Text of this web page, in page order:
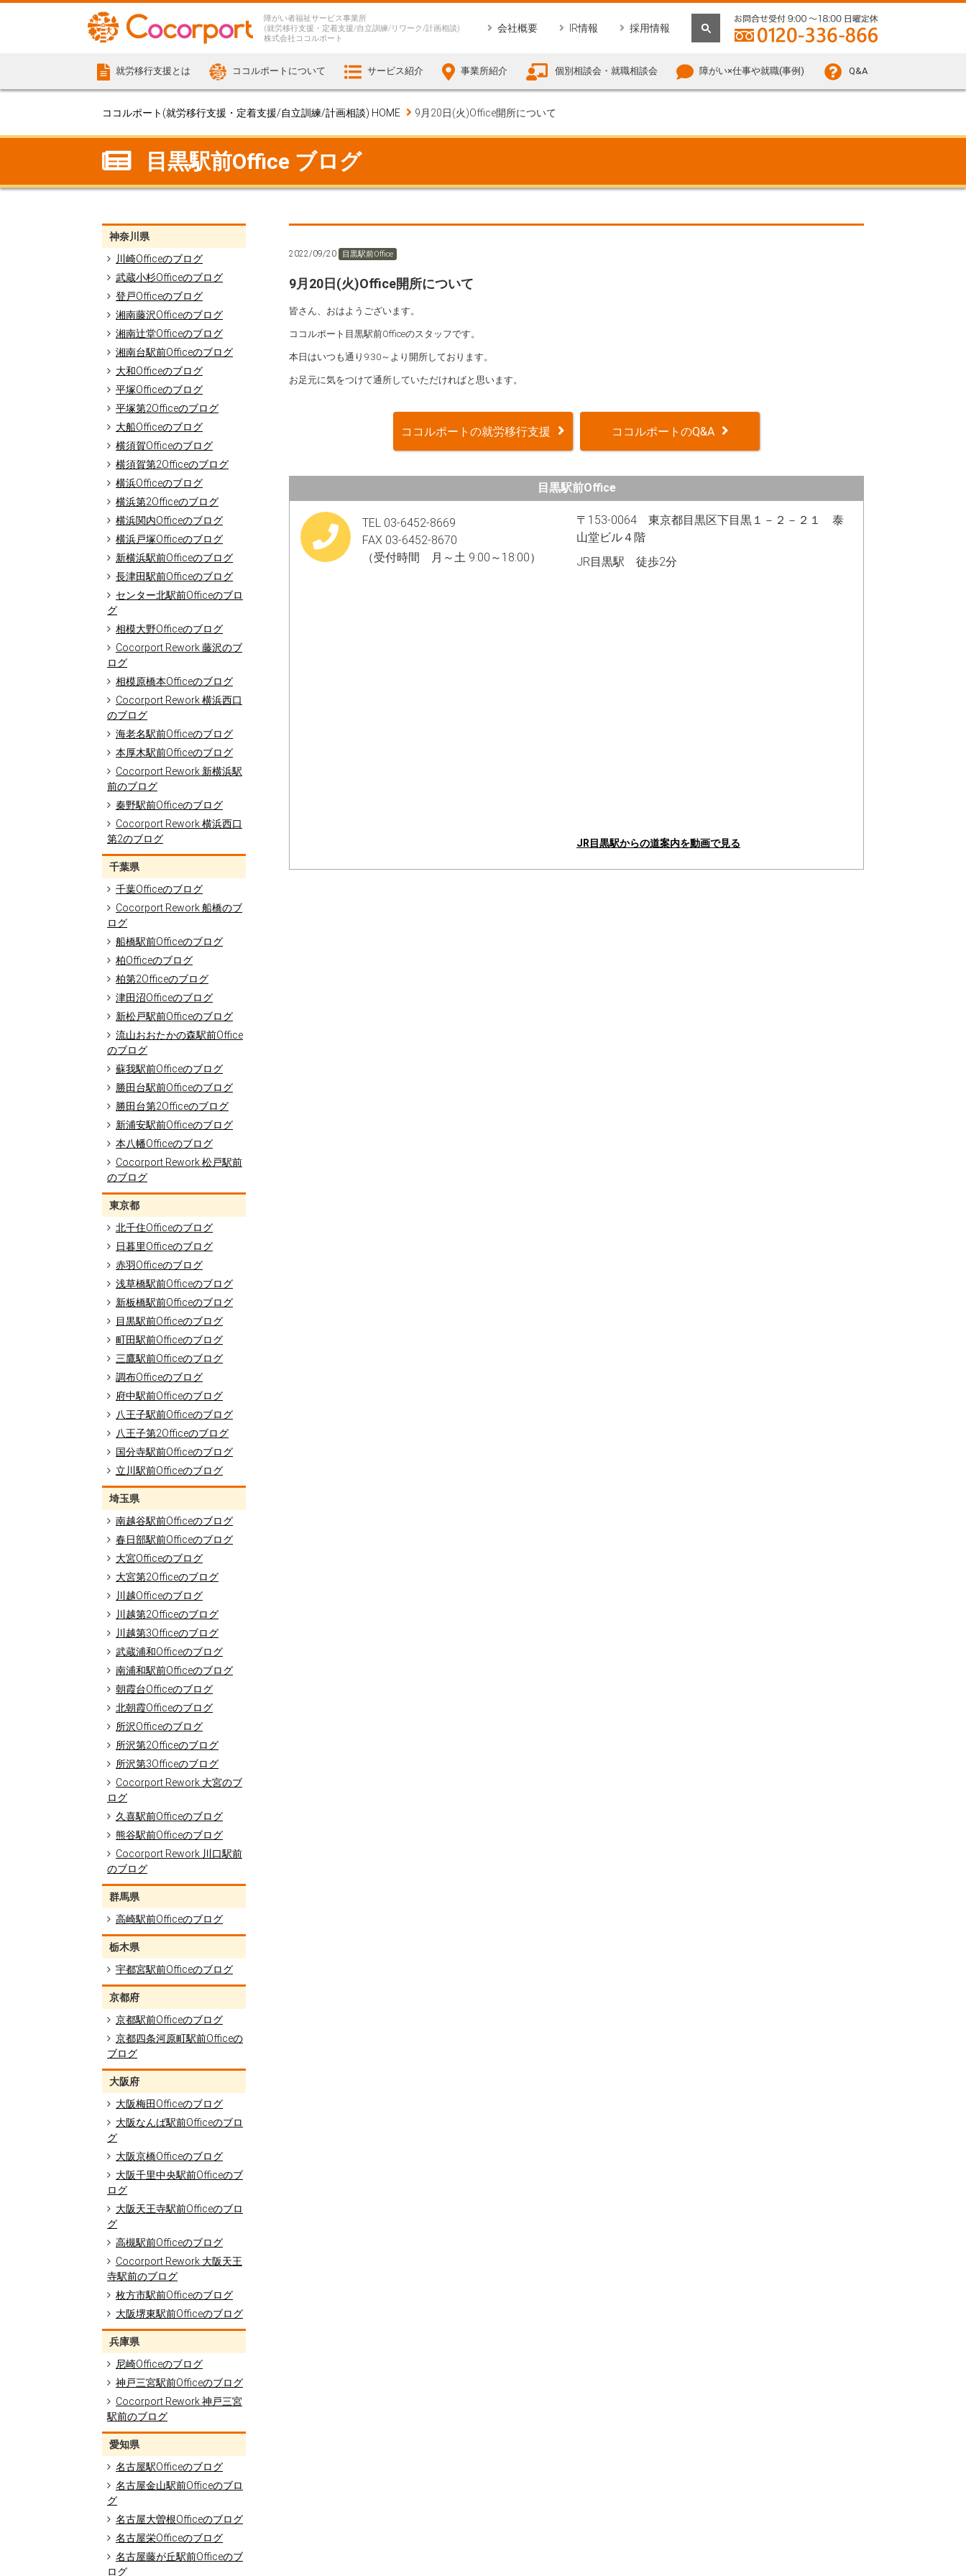
障がい者福祉サービス事業所
(就労移行支援・定着支援/自立訓練/リワーク/計画相談)
株式会社ココルポート
会社概要 IR情報 採用情報
就労移行支援とは ココルポートについて サービス紹介 事業所紹介 個別相談会・就職相談会 障がい×仕事や就職(事例) Q&A
ココルポート(就労移行支援・定着支援/自立訓練/計画相談) HOME 9月20日(火)Office開所について
目黒駅前Office ブログ
神奈川県
川崎Officeのブログ
武蔵小杉Officeのブログ
登戸Officeのブログ
湘南藤沢Officeのブログ
湘南辻堂Officeのブログ
湘南台駅前Officeのブログ
大和Officeのブログ
平塚Officeのブログ
平塚第2Officeのブログ
大船Officeのブログ
横須賀Officeのブログ
横須賀第2Officeのブログ
横浜Officeのブログ
横浜第2Officeのブログ
横浜関内Officeのブログ
横浜戸塚Officeのブログ
新横浜駅前Officeのブログ
長津田駅前Officeのブログ
センター北駅前Officeのブロ
グ
相模大野Officeのブログ
Cocorport Rework 藤沢のブ
ログ
相模原橋本Officeのブログ
Cocorport Rework 横浜西口
のブログ
海老名駅前Officeのブログ
本厚木駅前Officeのブログ
Cocorport Rework 新横浜駅
前のブログ
秦野駅前Officeのブログ
Cocorport Rework 横浜西口
第2のブログ
千葉県
千葉Officeのブログ
Cocorport Rework 船橋のブ
ログ
船橋駅前Officeのブログ
柏Officeのブログ
柏第2Officeのブログ
津田沼Officeのブログ
新松戸駅前Officeのブログ
流山おおたかの森駅前Office
のブログ
蘇我駅前Officeのブログ
勝田台駅前Officeのブログ
勝田台第2Officeのブログ
新浦安駅前Officeのブログ
本八幡Officeのブログ
Cocorport Rework 松戸駅前
のブログ
東京都
北千住Officeのブログ
日暮里Officeのブログ
赤羽Officeのブログ
浅草橋駅前Officeのブログ
新板橋駅前Officeのブログ
目黒駅前Officeのブログ
町田駅前Officeのブログ
三鷹駅前Officeのブログ
調布Officeのブログ
府中駅前Officeのブログ
八王子駅前Officeのブログ
八王子第2Officeのブログ
国分寺駅前Officeのブログ
立川駅前Officeのブログ
埼玉県
南越谷駅前Officeのブログ
春日部駅前Officeのブログ
大宮Officeのブログ
大宮第2Officeのブログ
川越Officeのブログ
川越第2Officeのブログ
川越第3Officeのブログ
武蔵浦和Officeのブログ
南浦和駅前Officeのブログ
朝霞台Officeのブログ
北朝霞Officeのブログ
所沢Officeのブログ
所沢第2Officeのブログ
所沢第3Officeのブログ
Cocorport Rework 大宮のブ
ログ
久喜駅前Officeのブログ
熊谷駅前Officeのブログ
Cocorport Rework 川口駅前
のブログ
群馬県
高崎駅前Officeのブログ
栃木県
宇都宮駅前Officeのブログ
京都府
京都駅前Officeのブログ
京都四条河原町駅前Officeの
ブログ
大阪府
大阪梅田Officeのブログ
大阪なんば駅前Officeのブロ
グ
大阪京橋Officeのブログ
大阪千里中央駅前Officeのブ
ログ
大阪天王寺駅前Officeのブロ
グ
高槻駅前Officeのブログ
Cocorport Rework 大阪天王
寺駅前のブログ
枚方市駅前Officeのブログ
大阪堺東駅前Officeのブログ
兵庫県
尼崎Officeのブログ
神戸三宮駅前Officeのブログ
Cocorport Rework 神戸三宮
駅前のブログ
愛知県
名古屋駅Officeのブログ
名古屋金山駅前Officeのブロ
グ
名古屋大曽根Officeのブログ
名古屋栄Officeのブログ
名古屋藤が丘駅前Officeのブ
ログ
2022/09/20 目黒駅前Office
9月20日(火)Office開所について
皆さん、おはようございます。
ココルポート目黒駅前Officeのスタッフです。
本日はいつも通り9:30～より開所しております。
お足元に気をつけて通所していただければと思います。
ココルポートの就労移行支援 ココルポートのQ&A
目黒駅前Office
TEL 03-6452-8669
FAX 03-6452-8670
（受付時間 月～土 9:00～18:00）
〒153-0064 東京都目黒区下目黒１－２－２１ 泰
山堂ビル４階
JR目黒駅 徒歩2分
JR目黒駅からの道案内を動画で見る